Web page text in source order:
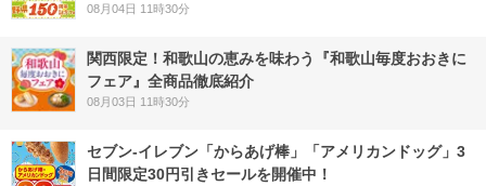
08月04日 11時30分
関西限定！和歌山の恵みを味わう『和歌山毎度おおきに
フェア』全商品徹底紹介
08月03日 11時30分
セブン‐イレブン「からあげ棒」「アメリカンドッグ」3
日間限定30円引きセールを開催中！